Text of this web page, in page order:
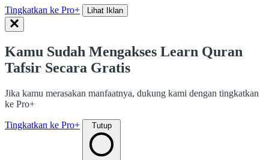
Tingkatkan ke Pro+ Lihat Iklan
Kamu Sudah Mengakses Learn Quran
Tafsir Secara Gratis
Jika kamu merasakan manfaatnya, dukung kami dengan tingkatkan
ke Pro+
Tingkatkan ke Pro+ Tutup